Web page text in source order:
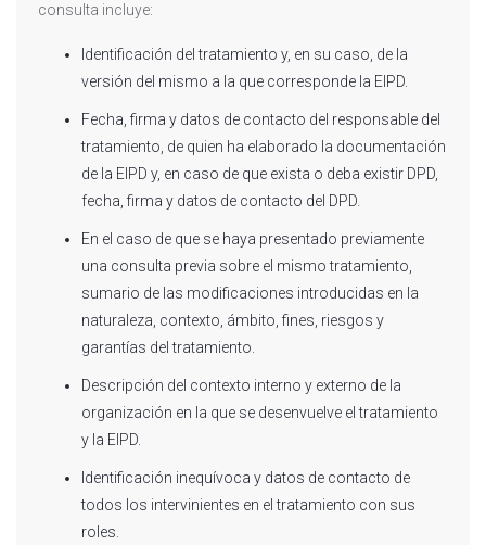
consulta incluye:
Identificación del tratamiento y, en su caso, de la
versión del mismo a la que corresponde la EIPD.
Fecha, firma y datos de contacto del responsable del
tratamiento, de quien ha elaborado la documentación
de la EIPD y, en caso de que exista o deba existir DPD,
fecha, firma y datos de contacto del DPD.
En el caso de que se haya presentado previamente
una consulta previa sobre el mismo tratamiento,
sumario de las modificaciones introducidas en la
naturaleza, contexto, ámbito, fines, riesgos y
garantías del tratamiento.
Descripción del contexto interno y externo de la
organización en la que se desenvuelve el tratamiento
y la EIPD.
Identificación inequívoca y datos de contacto de
todos los intervinientes en el tratamiento con sus
roles.